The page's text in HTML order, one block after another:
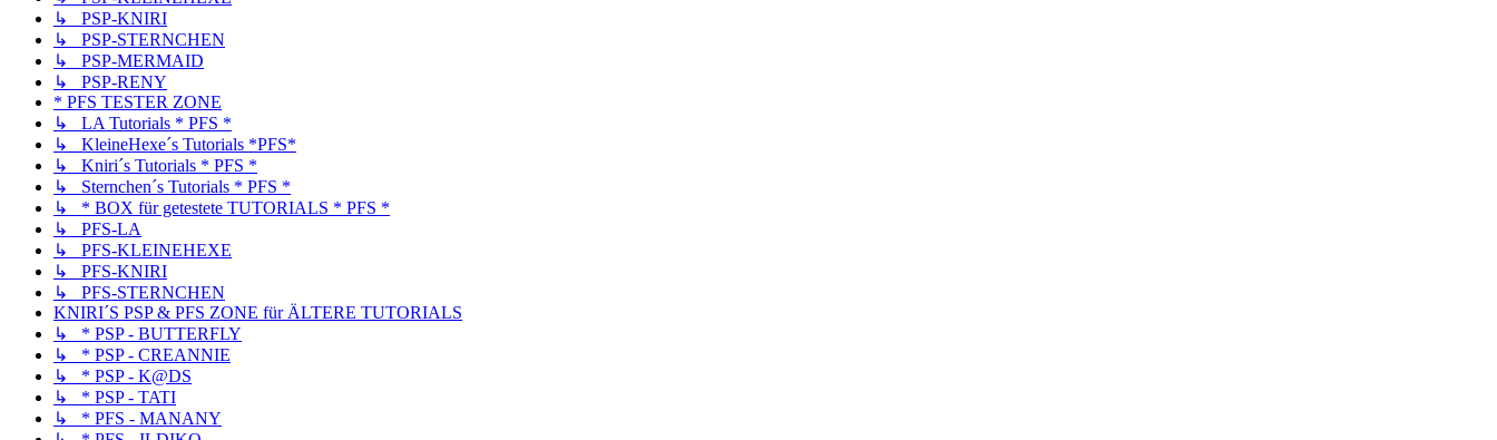
↳ PSP-KNIRI
↳ PSP-STERNCHEN
↳ PSP-MERMAID
↳ PSP-RENY
* PFS TESTER ZONE
↳ LA Tutorials * PFS *
↳ KleineHexe´s Tutorials *PFS*
↳ Kniri´s Tutorials * PFS *
↳ Sternchen´s Tutorials * PFS *
↳ * BOX für getestete TUTORIALS * PFS *
↳ PFS-LA
↳ PFS-KLEINEHEXE
↳ PFS-KNIRI
↳ PFS-STERNCHEN
KNIRI´S PSP & PFS ZONE für ÄLTERE TUTORIALS
↳ * PSP - BUTTERFLY
↳ * PSP - CREANNIE
↳ * PSP - K@DS
↳ * PSP - TATI
↳ * PFS - MANANY